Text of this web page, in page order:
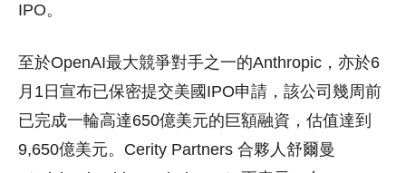
IPO。
至於OpenAI最大競爭對手之一的Anthropic，亦於6
月1日宣布已保密提交美國IPO申請，該公司幾周前
已完成一輪高達650億美元的巨額融資，估值達到
9,650億美元。Cerity Partners 合夥人舒爾曼